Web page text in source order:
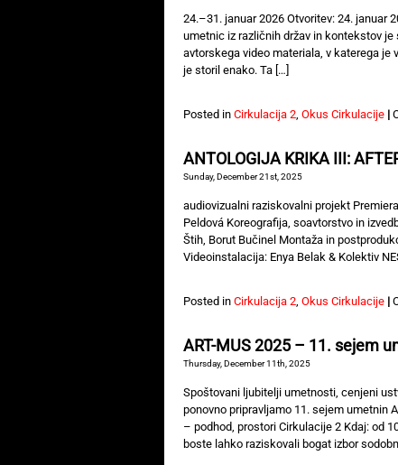
24.–31. januar 2026 Otvoritev: 24. januar
umetnic iz različnih držav in kontekstov
avtorskega video materiala, v katerega je
je storil enako. Ta […]
Posted in Cirkulacija 2, Okus Cirkulacije |
ANTOLOGIJA KRIKA III:
Sunday, December 21st, 2025
audiovizualni raziskovalni projekt
Peldová Koreografija, soavtorstvo in
Štih, Borut Bučinel Montaža in
Videoinstalacija: Enya Belak & Kolektiv
Posted in Cirkulacija 2, Okus Cirkulacije |
ART-MUS 2025 – 11. sejem
Thursday, December 11th, 2025
Spoštovani ljubitelji umetnosti, cenjeni
ponovno pripravljamo 11. sejem umetnin
– podhod, prostori Cirkulacije 2 Kdaj: od
boste lahko raziskovali bogat izbor